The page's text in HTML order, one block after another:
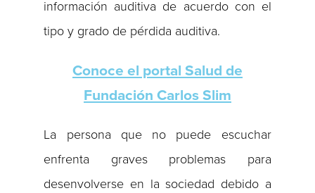
información auditiva de acuerdo con el
tipo y grado de pérdida auditiva.
Conoce el portal Salud de
Fundación Carlos Slim
La persona que no puede escuchar
enfrenta graves problemas para
desenvolverse en la sociedad debido a